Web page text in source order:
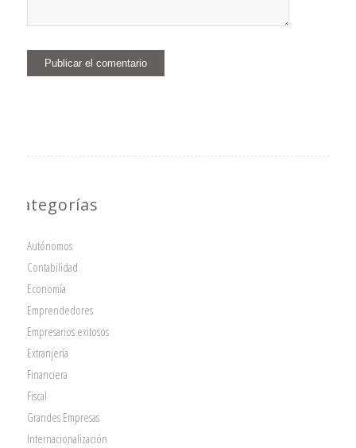
Categorías
Autónomos
Contabilidad
Economía
Emprendedores
Empresarios exitosos
Extranjería
Financiera
Fiscal
Grandes Empresas
Internacionalización